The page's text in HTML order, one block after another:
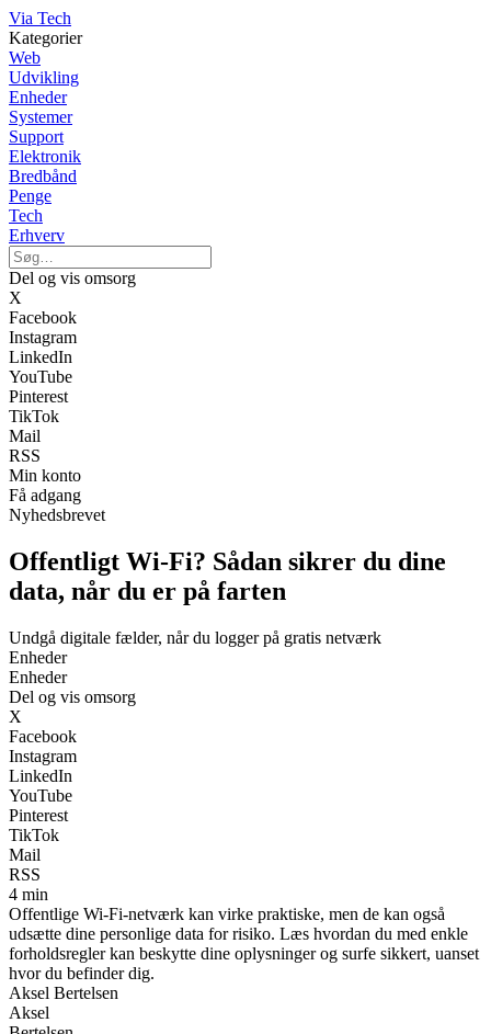
Via Tech
Kategorier
Web
Udvikling
Enheder
Systemer
Support
Elektronik
Bredbånd
Penge
Tech
Erhverv
Del og vis omsorg
X
Facebook
Instagram
LinkedIn
YouTube
Pinterest
TikTok
Mail
RSS
Min konto
Få adgang
Nyhedsbrevet
Offentligt Wi-Fi? Sådan sikrer du dine
data, når du er på farten
Undgå digitale fælder, når du logger på gratis netværk
Enheder
Enheder
Del og vis omsorg
X
Facebook
Instagram
LinkedIn
YouTube
Pinterest
TikTok
Mail
RSS
4 min
Offentlige Wi-Fi-netværk kan virke praktiske, men de kan også
udsætte dine personlige data for risiko. Læs hvordan du med enkle
forholdsregler kan beskytte dine oplysninger og surfe sikkert, uanset
hvor du befinder dig.
Aksel Bertelsen
Aksel